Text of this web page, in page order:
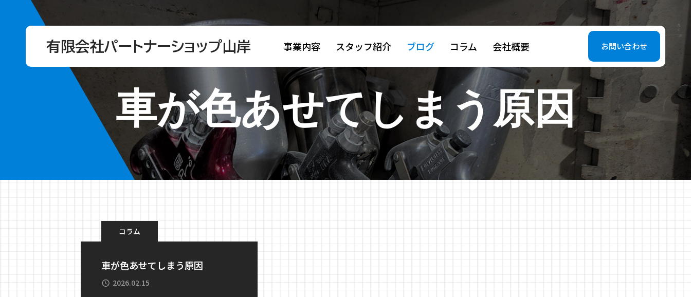
有限会社パートナーショップ山岸 事業内容 スタッフ紹介 ブログ コラム 会社概要 お問い合わせ
車が色あせてしまう原因
コラム
車が色あせてしまう原因
2026.02.15